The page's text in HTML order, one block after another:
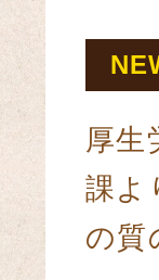
厚生
課よ
の質